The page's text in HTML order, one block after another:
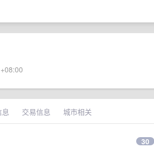
息 交易信息 城市相关
30